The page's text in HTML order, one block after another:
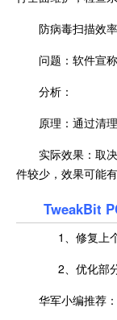
防病毒扫描效
问题：软件宣
分析：
原理：通过清
实际效果：取
件较少，效果可能有
TweakBit
1、修复上
2、优化部
华军小编推荐：